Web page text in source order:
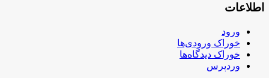
اطلاعات
ورود
خوراک ورودی‌ها
خوراک دیدگاه‌ها
وردپرس